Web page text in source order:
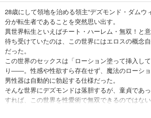
28歳にして領地を治める領主“デズモンド・ダムウ
分が転生者であることを突然思い出す。
異世界転生といえばチート・ハーレム・無双！と
待ち受けていたのは、この世界にはエロスの概念
だった。
この世界のセックスは「ローション塗って挿入し
り――。性感や性欲すら存在せず、魔法のローシ
男性器は自動的に勃起する仕様だった。
そんな世界にデズモンドは落胆するが、童貞であ
すれば、この世界を性愛術で無双できるのではな
てまずは自分の不仲な嫁、“シャーロット”に夜
143円 (税込)
あらすじを表示する
143円 (税込)